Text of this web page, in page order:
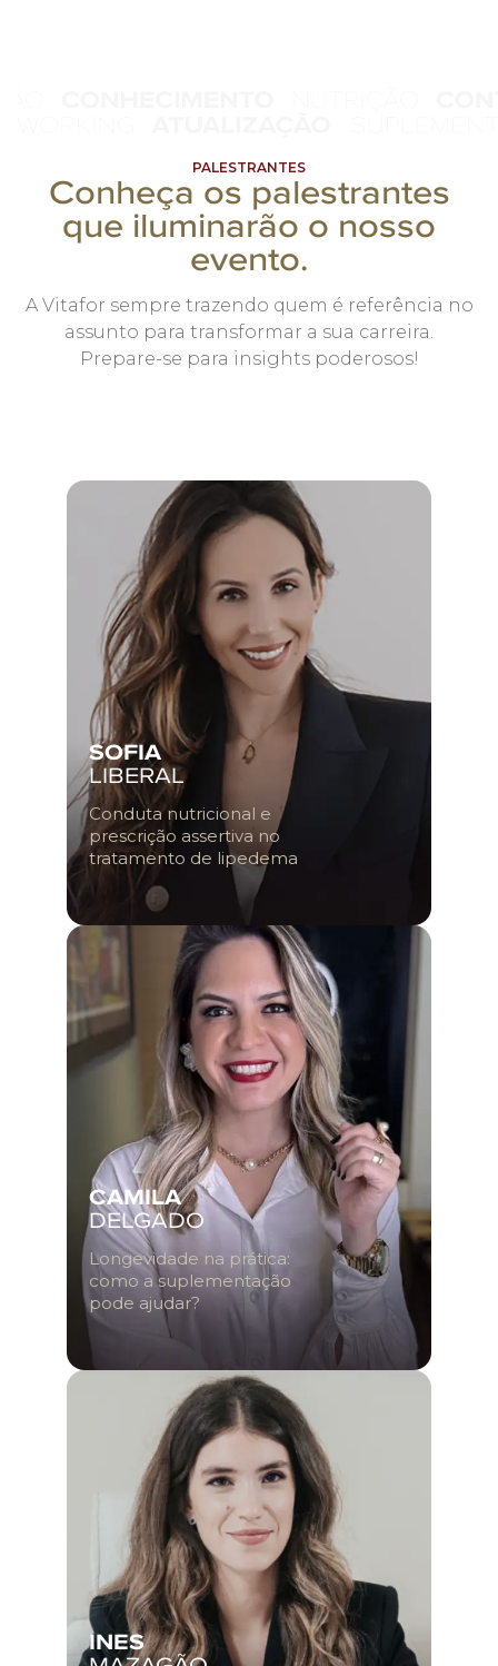
SOFIA
LIBERAL
Conduta nutricional e
prescrição assertiva no
tratamento de lipedema
CAMILA
DELGADO
Longevidade na prática:
como a suplementação
pode ajudar?
INES
PALESTRANTES
Conheça os palestrantes
que iluminarão o nosso
evento.
A Vitafor sempre trazendo quem é referência no
assunto para transformar a sua carreira.
Prepare-se para insights poderosos!